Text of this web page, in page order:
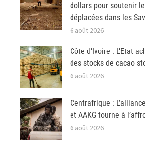
dollars pour soutenir
déplacées dans les
6 août 2026
Côte d’Ivoire : L’Etat
des stocks de cacao
6 août 2026
Centrafrique :
et AAKG tourne à
6 août 2026